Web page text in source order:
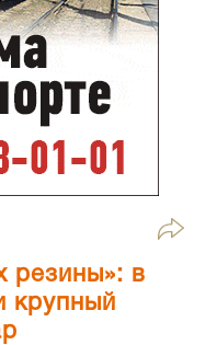
резины»: в
крупный